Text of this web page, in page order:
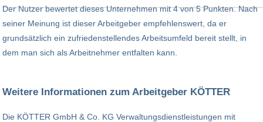
Der Nutzer bewertet dieses Unternehmen mit 4 von 5 Punkten. Nach
seiner Meinung ist dieser Arbeitgeber empfehlenswert, da er
grundsätzlich ein zufriedenstellendes Arbeitsumfeld bereit stellt, in
dem man sich als Arbeitnehmer entfalten kann.
Weitere Informationen zum Arbeitgeber KÖTTER
Die KÖTTER GmbH & Co. KG Verwaltungsdienstleistungen mit